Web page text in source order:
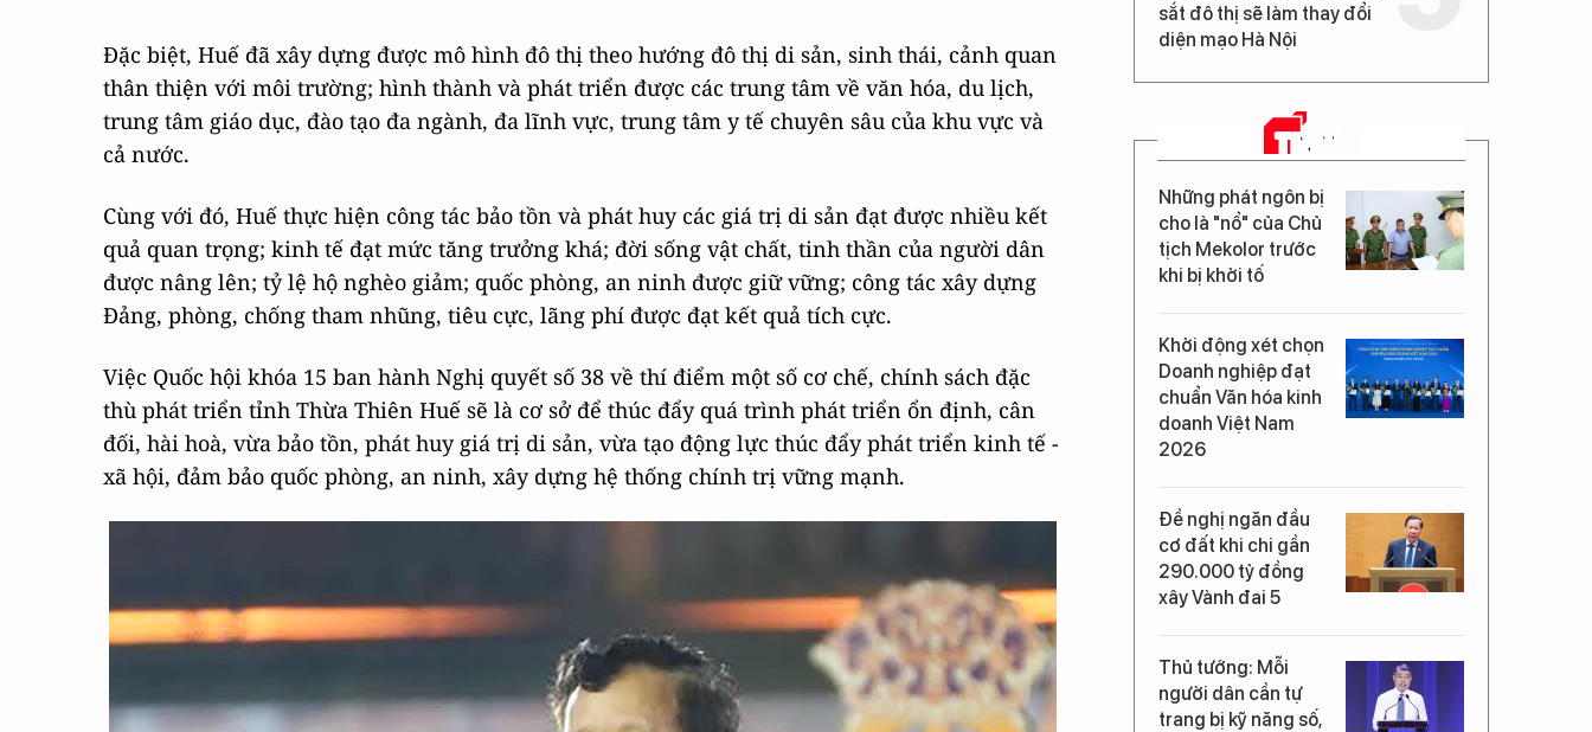
Đặc biệt, Huế đã xây dựng được mô hình đô thị theo hướng đô thị di sản, sinh thái, cảnh quan
thân thiện với môi trường; hình thành và phát triển được các trung tâm về văn hóa, du lịch,
trung tâm giáo dục, đào tạo đa ngành, đa lĩnh vực, trung tâm y tế chuyên sâu của khu vực và
cả nước.
Cùng với đó, Huế thực hiện công tác bảo tồn và phát huy các giá trị di sản đạt được nhiều kết
quả quan trọng; kinh tế đạt mức tăng trưởng khá; đời sống vật chất, tinh thần của người dân
được nâng lên; tỷ lệ hộ nghèo giảm; quốc phòng, an ninh được giữ vững; công tác xây dựng
Đảng, phòng, chống tham nhũng, tiêu cực, lãng phí được đạt kết quả tích cực.
Việc Quốc hội khóa 15 ban hành Nghị quyết số 38 về thí điểm một số cơ chế, chính sách đặc
thù phát triển tỉnh Thừa Thiên Huế sẽ là cơ sở để thúc đẩy quá trình phát triển ổn định, cân
đối, hài hoà, vừa bảo tồn, phát huy giá trị di sản, vừa tạo động lực thúc đẩy phát triển kinh tế -
xã hội, đảm bảo quốc phòng, an ninh, xây dựng hệ thống chính trị vững mạnh.
sắt đô thị sẽ làm thay đổi
diện mạo Hà Nội
TIN MỚI
Những phát ngôn bị
cho là "nổ" của Chủ
tịch Mekolor trước
khi bị khởi tố
Khởi động xét chọn
Doanh nghiệp đạt
chuẩn Văn hóa kinh
doanh Việt Nam
2026
Đề nghị ngăn đầu
cơ đất khi chi gần
290.000 tỷ đồng
xây Vành đai 5
Thủ tướng: Mỗi
người dân cần tự
trang bị kỹ năng số,